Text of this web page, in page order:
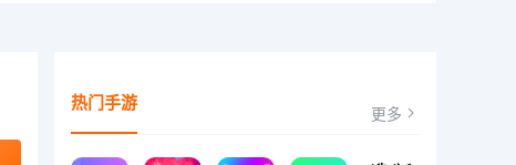
热门手游 更多